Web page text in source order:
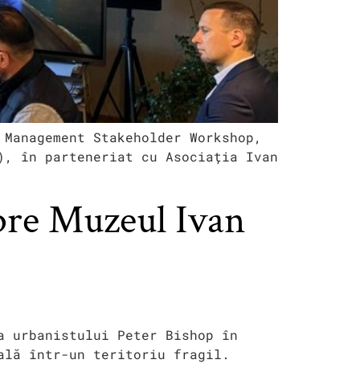
Stakeholder Workshop,
în parteneriat cu Asociația Ivan
Muzeul Ivan
urbanistului Peter Bishop în
într-un teritoriu fragil.